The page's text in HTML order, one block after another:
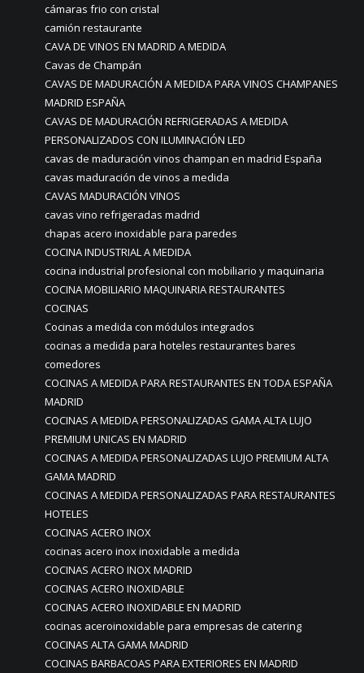
cámaras frio con cristal
camión restaurante
CAVA DE VINOS EN MADRID A MEDIDA
Cavas de Champán
CAVAS DE MADURACIÓN A MEDIDA PARA VINOS CHAMPANES
MADRID ESPAÑA
CAVAS DE MADURACIÓN REFRIGERADAS A MEDIDA
PERSONALIZADOS CON ILUMINACIÓN LED
cavas de maduración vinos champan en madrid España
cavas maduración de vinos a medida
CAVAS MADURACIÓN VINOS
cavas vino refrigeradas madrid
chapas acero inoxidable para paredes
COCINA INDUSTRIAL A MEDIDA
cocina industrial profesional con mobiliario y maquinaria
COCINA MOBILIARIO MAQUINARIA RESTAURANTES
COCINAS
Cocinas a medida con módulos integrados
cocinas a medida para hoteles restaurantes bares
comedores
COCINAS A MEDIDA PARA RESTAURANTES EN TODA ESPAÑA
MADRID
COCINAS A MEDIDA PERSONALIZADAS GAMA ALTA LUJO
PREMIUM UNICAS EN MADRID
COCINAS A MEDIDA PERSONALIZADAS LUJO PREMIUM ALTA
GAMA MADRID
COCINAS A MEDIDA PERSONALIZADAS PARA RESTAURANTES
HOTELES
COCINAS ACERO INOX
cocinas acero inox inoxidable a medida
COCINAS ACERO INOX MADRID
COCINAS ACERO INOXIDABLE
COCINAS ACERO INOXIDABLE EN MADRID
cocinas aceroinoxidable para empresas de catering
COCINAS ALTA GAMA MADRID
COCINAS BARBACOAS PARA EXTERIORES EN MADRID